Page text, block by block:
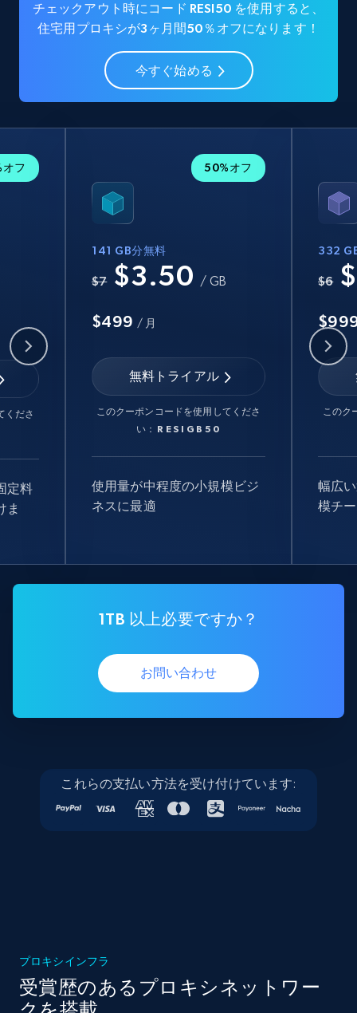
チェックアウト時にコード RESI50 を使用すると、
住宅用プロキシが3ヶ月間50％オフになります！
今すぐ始める
フ
くださ
定料
ま
50%オフ
141 GB分無料
$7 $3.50 / GB
$499 / 月
無料トライアル
このクーポンコードを使用してくださ
い：
RESIGB50
使用量が中程度の小規模ビジ
ネスに最適
332
$6
このク
幅広
模チ
1TB 以上必要ですか？
お問い合わせ
これらの支払い方法を受け付けています:
プロキシインフラ
受賞歴のあるプロキシネットワー